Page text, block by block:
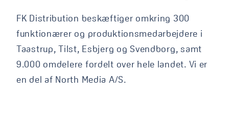
FK Distribution beskæftiger omkring 300
funktionærer og produktionsmedarbejdere i
Taastrup, Tilst, Esbjerg og Svendborg, samt
9.000 omdelere fordelt over hele landet. Vi er
en del af North Media A/S.